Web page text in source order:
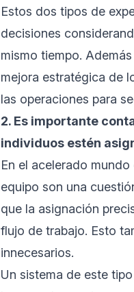
Estos dos tipos de
decisiones
mismo tiempo.
mejora estratégica de
las operaciones para
2. Es importante
individuos estén
En el acelerado
equipo son una
que la asignación
flujo de trabajo. Esto
innecesarios.
Un sistema de este